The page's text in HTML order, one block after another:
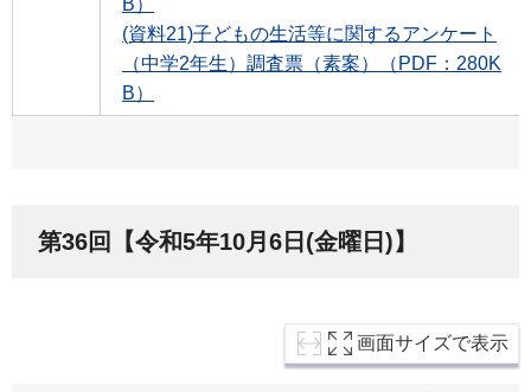
B）
(資料21)子どもの生活等に関するアンケート
（中学2年生）調査票（素案）（PDF：280K
B）
第36回【令和5年10月6日(金曜日)】
画面サイズで表示